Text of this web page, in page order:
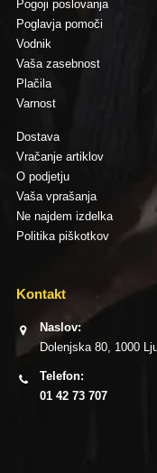
Pogoji poslovanja
Poglavja pomoči
Vodnik
Vaša zasebnost
Plačila
Varnost
Dostava
Vračanje artiklov
O podjetju
Vaša vprašanja
Ne najdem izdelka
Politika piškotkov
Kontakt
Naslov:
Dolenjska 80, 1000
Telefon:
01 42 73 707